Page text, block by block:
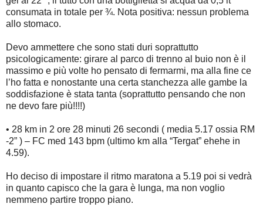
consumata in totale per ¾. Nota positiva: nessun problema
allo stomaco.
Devo ammettere che sono stati duri soprattutto
psicologicamente: girare al parco di trenno al buio non è il
massimo e più volte ho pensato di fermarmi, ma alla fine ce
l’ho fatta e nonostante una certa stanchezza alle gambe la
soddisfazione è stata tanta (soprattutto pensando che non
ne devo fare più!!!!)
• 28 km in 2 ore 28 minuti 26 secondi ( media 5.17 ossia RM
-2” ) – FC med 143 bpm (ultimo km alla “Tergat” ehehe in
4.59).
Ho deciso di impostare il ritmo maratona a 5.19 poi si vedrà
in quanto capisco che la gara è lunga, ma non voglio
nemmeno partire troppo piano.